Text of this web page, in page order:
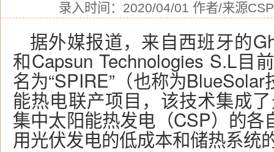
录入时间：2020/04/01 作者/来源
据外媒报道，来自西班牙的
和Capsun Technologies S.L目
名为“SPIRE”（也称为
能热电联产项目，该技术集成
集中太阳能热发电（CSP）的各
用光伏发电的低成本和储热系统